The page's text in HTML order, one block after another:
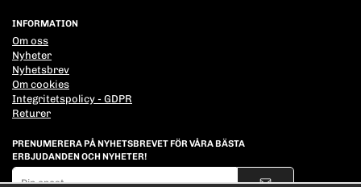
INFORMATION
Om oss
Nyheter
Nyhetsbrev
Om cookies
Integritetspolicy - GDPR
Returer
PRENUMERERA PÅ NYHETSBREVET FÖR VÅRA BÄSTA
ERBJUDANDEN OCH NYHETER!
E-